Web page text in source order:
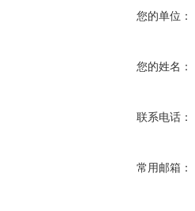
您的单位：
您的姓名：
联系电话：
常用邮箱：